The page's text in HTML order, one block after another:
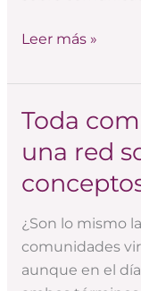
Leer más »
Toda
una red
¿Son lo mismo
comunidades
aunque en el
Toda
virtual
es
red
social
(aclarando